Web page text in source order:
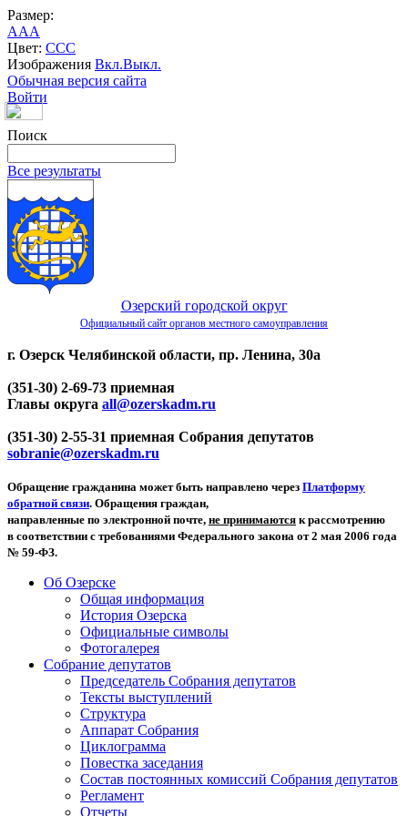
Размер:
AAA
Цвет: CCC
Изображения Вкл.Выкл.
Обычная версия сайта
Войти
Поиск
Все результаты
Озерский городской округ
Официальный сайт органов местного самоуправления
г. Озерск Челябинской области, пр. Ленина, 30а
(351-30) 2-69-73 приемная
Главы округа all@ozerskadm.ru
(351-30) 2-55-31 приемная Собрания депутатов
sobranie@ozerskadm.ru
Обращение гражданина может быть направлено через Платформу
обратной связи. Обращения граждан,
направленные по электронной почте, не принимаются к рассмотрению
в соответствии с требованиями Федерального закона от 2 мая 2006 года
№ 59-ФЗ.
Об Озерске
Общая информация
История Озерска
Официальные символы
Фотогалерея
Собрание депутатов
Председатель Собрания депутатов
Тексты выступлений
Структура
Аппарат Собрания
Циклограмма
Повестка заседания
Состав постоянных комиссий Собрания депутатов
Регламент
Отчеты